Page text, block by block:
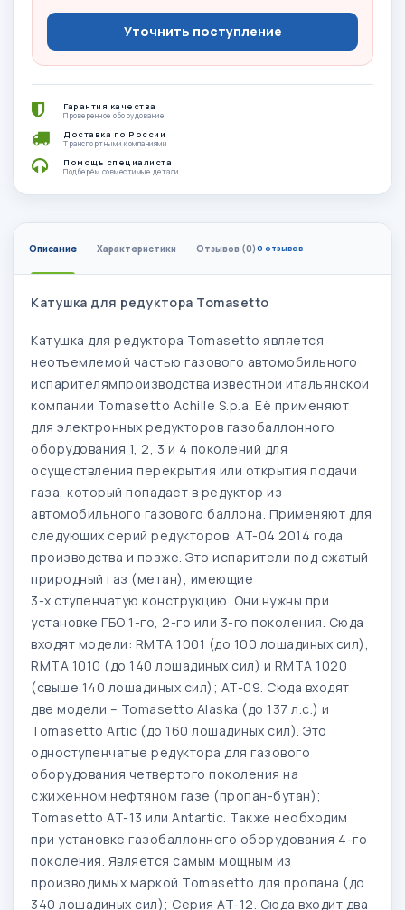
Уточнить поступление
Гарантия качества
Проверенное оборудование
Доставка по России
Транспортными компаниями
Помощь специалиста
Подберём совместимые детали
Описание Характеристики Отзывов (0)0 отзывов
Катушка для редуктора Tomasetto
Катушка для редуктора Tomasetto является
неотъемлемой частью газового автомобильного
испарителямпроизводства известной итальянской
компании Tomasetto Achille S.p.a. Её применяют
для электронных редукторов газобаллонного
оборудования 1, 2, 3 и 4 поколений для
осуществления перекрытия или открытия подачи
газа, который попадает в редуктор из
автомобильного газового баллона. Применяют для
следующих серий редукторов: AT-04 2014 года
производства и позже. Это испарители под сжатый
природный газ (метан), имеющие
3-х ступенчатую конструкцию. Они нужны при
установке ГБО 1-го, 2-го или 3-го поколения. Сюда
входят модели: RMTA 1001 (до 100 лошадиных сил),
RMTA 1010 (до 140 лошадиных сил) и RMTA 1020
(свыше 140 лошадиных сил); AT-09. Сюда входят
две модели – Tomasetto Alaska (до 137 л.с.) и
Tomasetto Artic (до 160 лошадиных сил). Это
одноступенчатые редуктора для газового
оборудования четвертого поколения на
сжиженном нефтяном газе (пропан-бутан);
Tomasetto AT-13 или Antartic. Также необходим
при установке газобаллонного оборудования 4-го
поколения. Является самым мощным из
производимых маркой Tomasetto для пропана (до
340 лошадиных сил); Серия AT-12. Сюда входит два